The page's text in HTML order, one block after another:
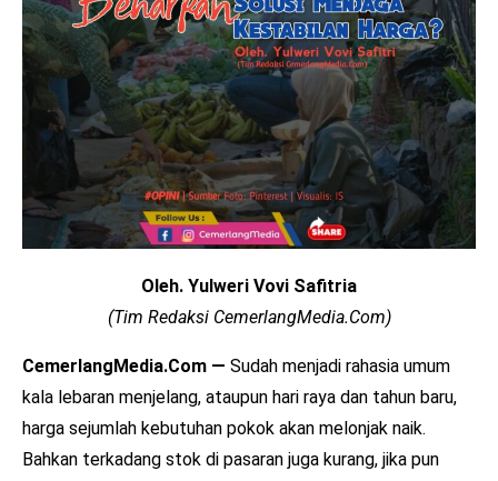
Oleh. Yulweri Vovi Safitria
(Tim Redaksi CemerlangMedia.Com)
CemerlangMedia.Com — Sudah menjadi rahasia umum
kala lebaran menjelang, ataupun hari raya dan tahun baru,
harga sejumlah kebutuhan pokok akan melonjak naik.
Bahkan terkadang stok di pasaran juga kurang, jika pun